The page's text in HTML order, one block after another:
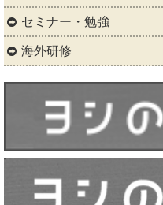
セミナー・勉強
海外研修